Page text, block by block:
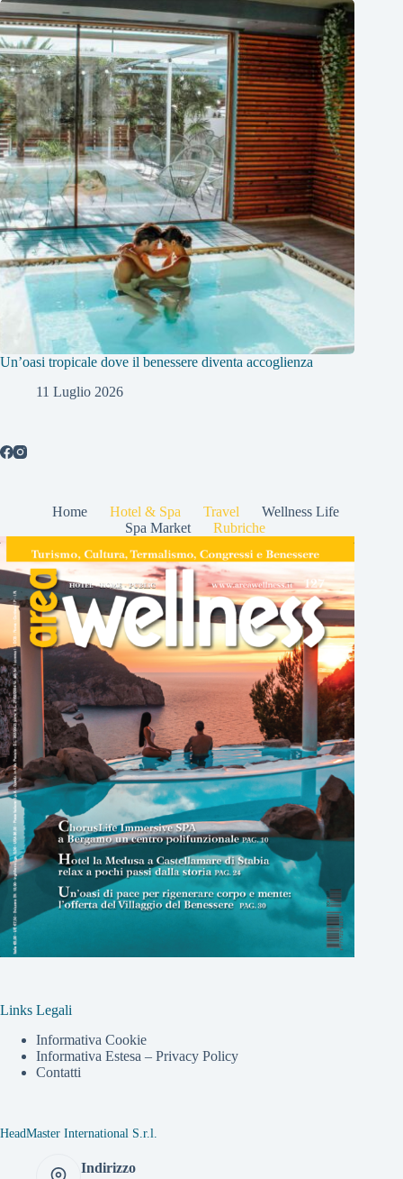
Un’oasi tropicale dove il benessere diventa accoglienza
11 Luglio 2026
Home Hotel & Spa Travel
Wellness Life
Spa Market
Rubriche
Links Legali
Informativa Cookie
Informativa Estesa – Privacy Policy
Contatti
HeadMaster International S.r.l.
Indirizzo